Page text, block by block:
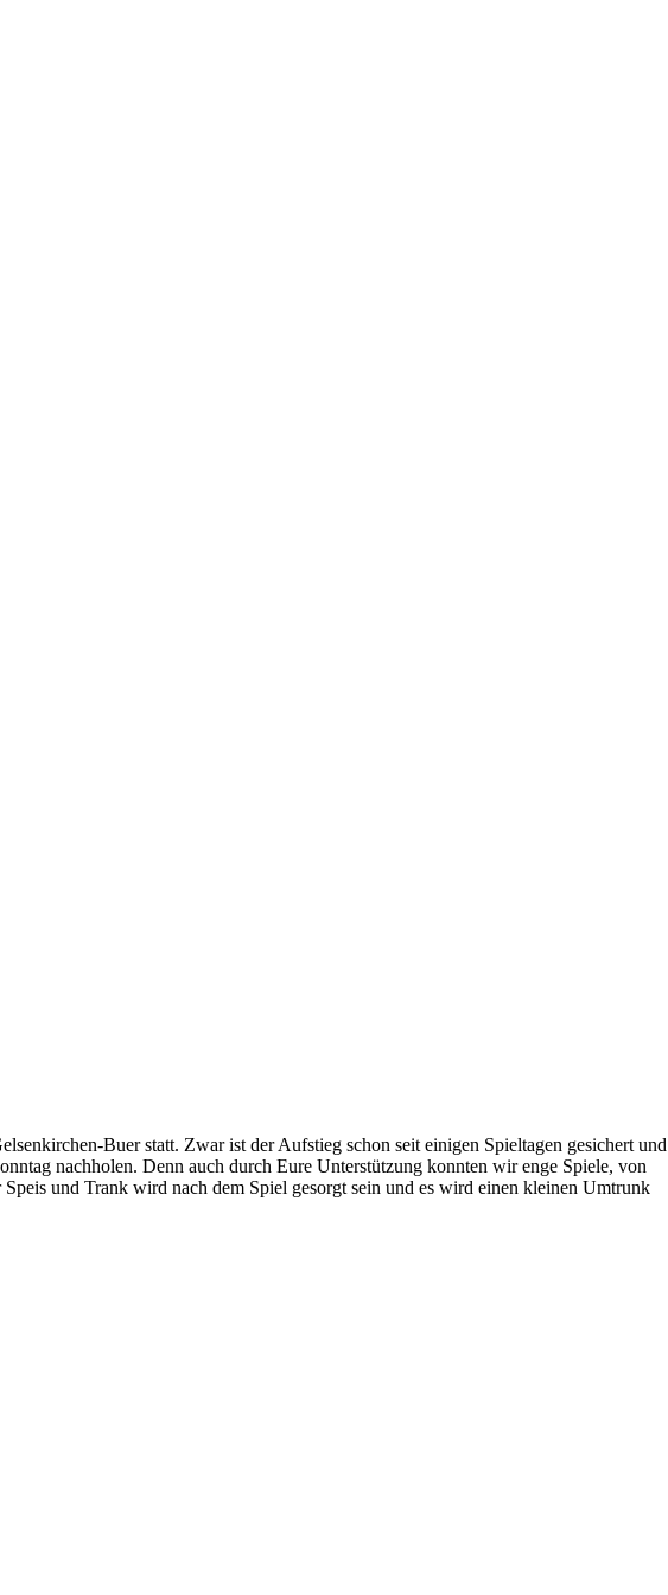
Buer statt. Zwar ist der Aufstieg schon seit einigen Spieltagen gesichert und
nachholen. Denn auch durch Eure Unterstützung konnten wir enge Spiele, von
und Trank wird nach dem Spiel gesorgt sein und es wird einen kleinen Umtrunk